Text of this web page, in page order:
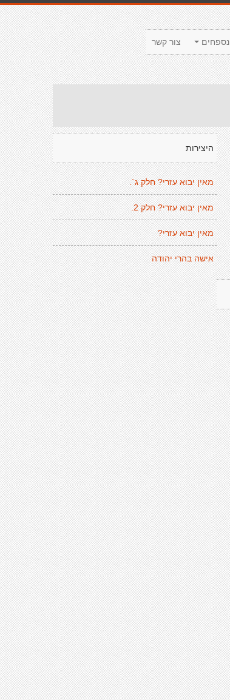
צור קשר נספחים
היצירות
מאין יבוא עזרי? חלק ג´.
מאין יבוא עזרי? חלק 2.
מאין יבוא עזרי?
אישה בהרי יהודה